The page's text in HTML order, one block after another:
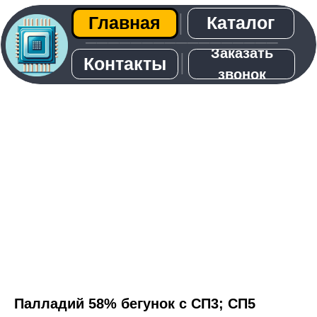
Главная Каталог
Контакты
─────────────────
│
Заказать
звонок
│
Палладий 58% бегунок с СП3; СП5